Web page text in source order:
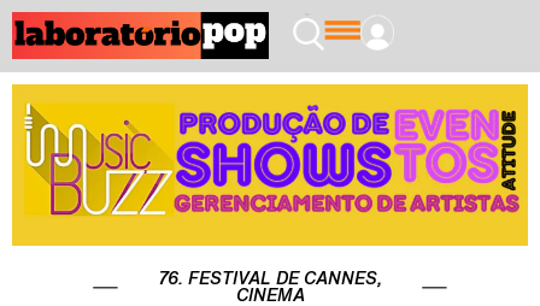
76. FESTIVAL DE CANNES
CINEMA